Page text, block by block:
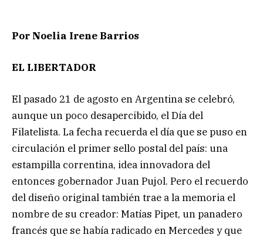
Por Noelia Irene Barrios
EL LIBERTADOR
El pasado 21 de agosto en Argentina se celebró,
aunque un poco desapercibido, el Día del
Filatelista. La fecha recuerda el día que se puso en
circulación el primer sello postal del país: una
estampilla correntina, idea innovadora del
entonces gobernador Juan Pujol. Pero el recuerdo
del diseño original también trae a la memoria el
nombre de su creador: Matías Pipet, un panadero
francés que se había radicado en Mercedes y que